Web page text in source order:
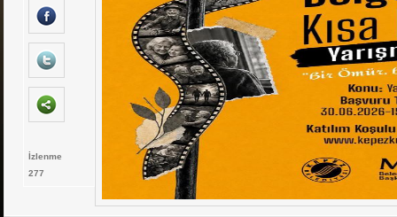
İzlenme
277